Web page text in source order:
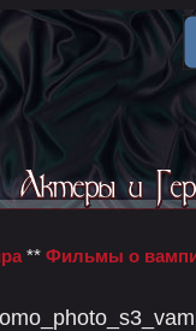
** Фильмы о